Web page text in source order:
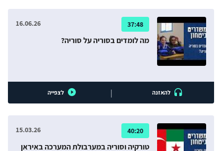
37:48
16.06.26
מה לומדים בסוריה על סוריה?
להאזנה | לצפייה
40:20
15.03.26
טורקיה וסוריה במערבולת המערכה באיראן